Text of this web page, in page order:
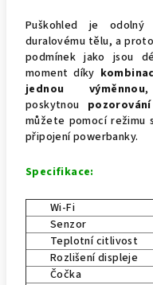
Puškohled je odolný
duralovému tělu, a
podmínek jako jsou
moment díky
jednou výměnnou,
poskytnou
můžete pomocí režimu
připojení powerbanky.
Specifikace:
Wi-Fi
Senzor
Teplotní citlivost
Rozlišení displeje
Čočka